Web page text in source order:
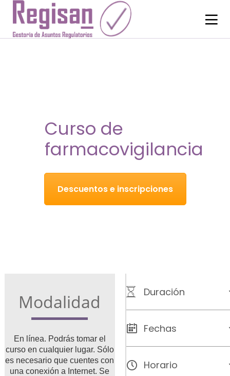
Curso de
farmacovigilancia
Descuentos e inscripciones
Modalidad
En línea. Podrás tomar el
curso en cualquier lugar. Sólo
es necesario que cuentes con
una conexión a Internet. Se
Duración
Fechas
Horario